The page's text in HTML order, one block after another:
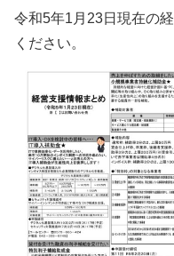
需要動向調査
セミナー・講座
原産地証明発給
ログイン
新規登録
令和5年1月23日現在の
ください。